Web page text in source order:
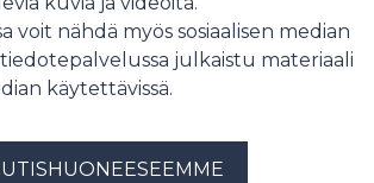
tutkimukseen.
voit nähdä myös sosiaalisen median
tiedotepalvelussa julkaistu materiaali
käytettävissä.